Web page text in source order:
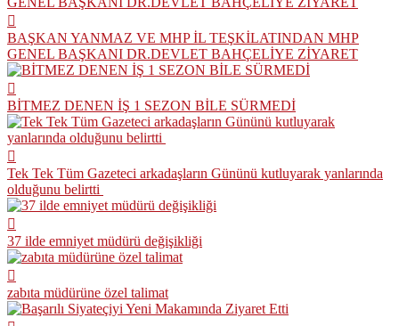
BAŞKAN YANMAZ VE MHP İL TEŞKİLATINDAN MHP
GENEL BAŞKANI DR.DEVLET BAHÇELİYE ZİYARET
BİTMEZ DENEN İŞ 1 SEZON BİLE SÜRMEDİ
Tek Tek Tüm Gazeteci arkadaşların Gününü kutluyarak yanlarında
olduğunu belirtti
37 ilde emniyet müdürü değişikliği
zabıta müdürüne özel talimat